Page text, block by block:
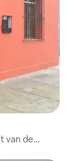
van de